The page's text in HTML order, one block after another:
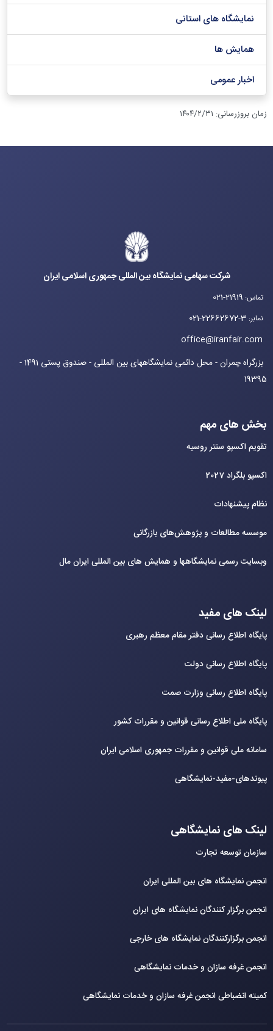
نمایشگاه های استانی
همایش ها
اخبار عمومی
زمان بروزرسانی: ۱۴۰۴/۲/۳۱
شرکت سهامی نمایشگاه بین المللی جمهوری اسلامی ایران
تماس:
021-21919
نمابر:
021-22662672-3
office@iranfair.com
بزرگراه چمران - محل دائمی نمایشگاههای بین المللی - صندوق پستی 1491 -
19395
بخش های مهم
تقویم اکسپو سنتر روسیه
اکسپو بلگراد 2027
نظام پیشنهادات
موسسه مطالعات و پژوهش‌های بازرگانی
وبسایت رسمی نمایشگاهها و همایش های بین‌ المللی ایران مال
لینک های مفید
پایگاه اطلاع رسانی دفتر مقام معظم رهبری
پایگاه اطلاع رسانی دولت
پایگاه اطلاع رسانی وزارت صمت
پایگاه ملی اطلاع رسانی قوانین و مقررات کشور
سامانه ملی قوانین و مقررات جمهوری اسلامی ایران
پیوندهای-مفید-نمایشگاهی
لینک های نمایشگاهی
سازمان توسعه تجارت
انجمن نمایشگاه های بین المللی ایران
انجمن برگزار کنندگان نمایشگاه های ایران
انجمن برگزارکنندگان نمایشگاه های خارجی
انجمن غرفه سازان و خدمات نمایشگاهی
کمیته انضباطی انجمن غرفه سازان و خدمات نمایشگاهی